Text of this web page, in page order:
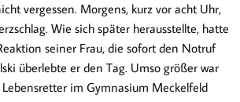
vergessen. Morgens, kurz vor acht Uhr,
Wie sich später herausstellte, hatte
seiner Frau, die sofort den Notruf
überlebte er den Tag. Umso größer war
im Gymnasium Meckelfeld